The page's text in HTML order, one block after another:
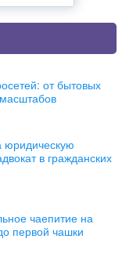
от бытовых
юридическую
в гражданских
чаепитие на
первой чашки